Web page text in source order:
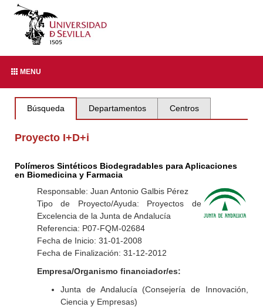
MENU
Búsqueda Departamentos Centros
Proyecto I+D+i
Polímeros Sintéticos Biodegradables para Aplicaciones
en Biomedicina y Farmacia
Responsable: Juan Antonio Galbis Pérez
Tipo de Proyecto/Ayuda: Proyectos de
Excelencia de la Junta de Andalucía
Referencia: P07-FQM-02684
Fecha de Inicio: 31-01-2008
Fecha de Finalización: 31-12-2012
Empresa/Organismo financiador/es:
Junta de Andalucía (Consejería de Innovación,
Ciencia y Empresas)